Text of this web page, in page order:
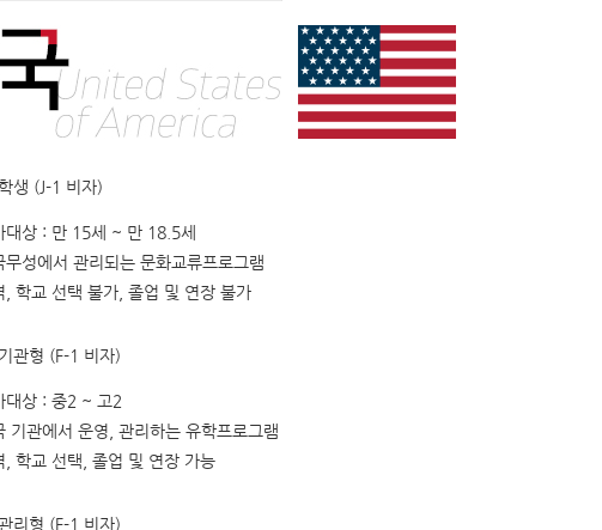
생 (J-1 비자)
대상 : 만 15세 ~ 만 18.5세
무성에서 관리되는 문화교류프로그램
, 학교 선택 불가, 졸업 및 연장 불가
관형 (F-1 비자)
대상 : 중2 ~ 고2
기관에서 운영, 관리하는 유학프로그램
, 학교 선택, 졸업 및 연장 가능
리형 (F-1 비자)